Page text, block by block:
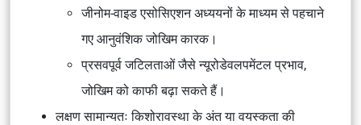
जीनोम-वाइड एसोसिएशन अध्ययनों के माध्यम से पहचाने
गए आनुवंशिक जोखिम कारक।
प्रसवपूर्व जटिलताओं जैसे न्यूरोडेवलपमेंटल प्रभाव,
जोखिम को काफी बढ़ा सकते हैं।
लक्षण सामान्यतः किशोरावस्था के अंत या वयस्कता की